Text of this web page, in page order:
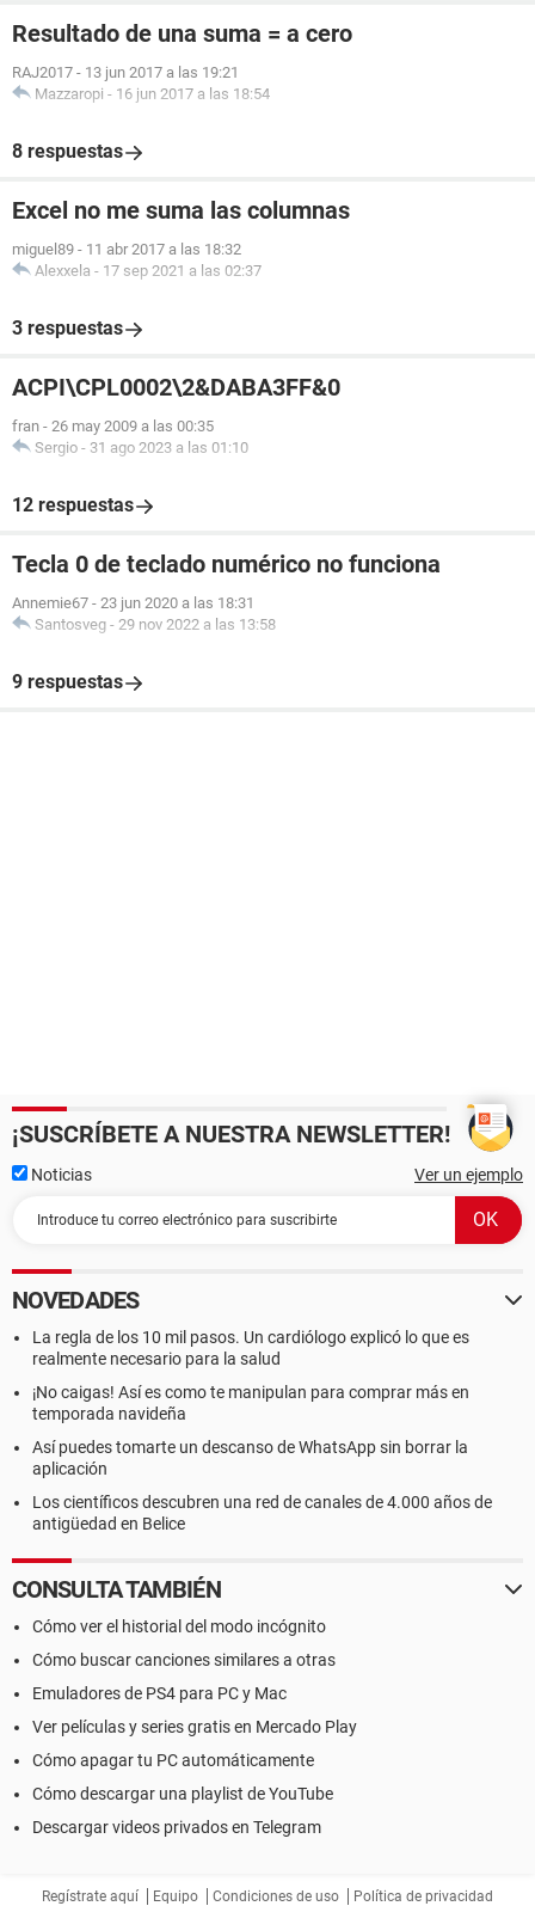
Resultado de una suma = a cero
RAJ2017 - 13 jun 2017 a las 19:21
Mazzaropi - 16 jun 2017 a las 18:54
8 respuestas
Excel no me suma las columnas
miguel89 - 11 abr 2017 a las 18:32
Alexxela - 17 sep 2021 a las 02:37
3 respuestas
ACPI\CPL0002\2&DABA3FF&0
fran - 26 may 2009 a las 00:35
Sergio - 31 ago 2023 a las 01:10
12 respuestas
Tecla 0 de teclado numérico no funciona
Annemie67 - 23 jun 2020 a las 18:31
Santosveg - 29 nov 2022 a las 13:58
9 respuestas
¡SUSCRÍBETE A NUESTRA NEWSLETTER!
Noticias Ver un ejemplo
NOVEDADES
La regla de los 10 mil pasos. Un cardiólogo explicó lo que es
realmente necesario para la salud
¡No caigas! Así es como te manipulan para comprar más en
temporada navideña
Así puedes tomarte un descanso de WhatsApp sin borrar la
aplicación
Los científicos descubren una red de canales de 4.000 años de
antigüedad en Belice
CONSULTA TAMBIÉN
Cómo ver el historial del modo incógnito
Cómo buscar canciones similares a otras
Emuladores de PS4 para PC y Mac
Ver películas y series gratis en Mercado Play
Cómo apagar tu PC automáticamente
Cómo descargar una playlist de YouTube
Descargar videos privados en Telegram
Regístrate aquí Equipo Condiciones de uso Política de privacidad